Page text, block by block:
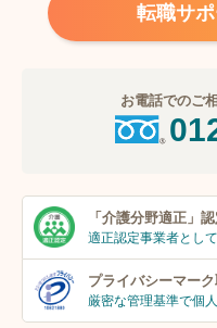
転職サ
お電話でのご
「介護分野適正」
適正認定事業者とし
プライバシーマーク
厳密な管理基準で個人